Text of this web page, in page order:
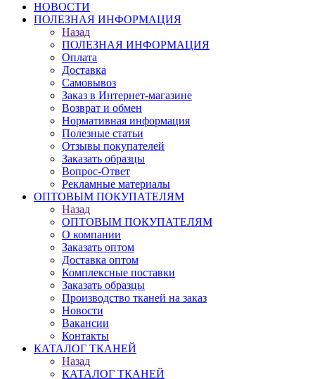
НОВОСТИ
ПОЛЕЗНАЯ ИНФОРМАЦИЯ
Назад
ПОЛЕЗНАЯ ИНФОРМАЦИЯ
Оплата
Доставка
Самовывоз
Заказ в Интернет-магазине
Возврат и обмен
Нормативная информация
Полезные статьи
Отзывы покупателей
Заказать образцы
Вопрос-Ответ
Рекламные материалы
ОПТОВЫМ ПОКУПАТЕЛЯМ
Назад
ОПТОВЫМ ПОКУПАТЕЛЯМ
О компании
Заказать оптом
Доставка оптом
Комплексные поставки
Заказать образцы
Производство тканей на заказ
Новости
Вакансии
Контакты
КАТАЛОГ ТКАНЕЙ
Назад
КАТАЛОГ ТКАНЕЙ